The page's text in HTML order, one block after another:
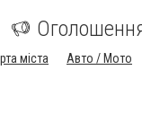
міста Авто / Мото